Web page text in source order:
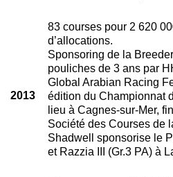
2013
83 courses pour 2 620
d’allocations.
Sponsoring de la
pouliches de 3 ans par
Global Arabian Racing
édition du Championnat
lieu à Cagnes-sur-Mer,
Société des Courses de
Shadwell sponsorise le
et Razzia III (Gr.3 PA) à